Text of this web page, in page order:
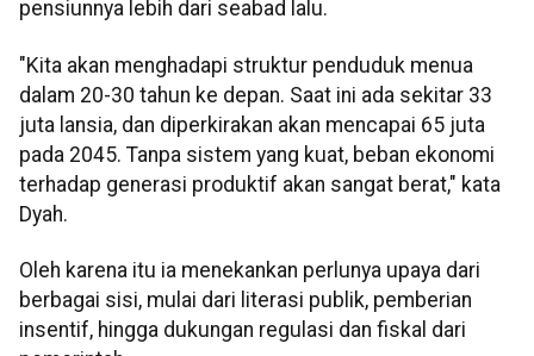
pensiunnya lebih dari seabad lalu.
"Kita akan menghadapi struktur penduduk menua
dalam 20-30 tahun ke depan. Saat ini ada sekitar 33
juta lansia, dan diperkirakan akan mencapai 65 juta
pada 2045. Tanpa sistem yang kuat, beban ekonomi
terhadap generasi produktif akan sangat berat," kata
Dyah.
Oleh karena itu ia menekankan perlunya upaya dari
berbagai sisi, mulai dari literasi publik, pemberian
insentif, hingga dukungan regulasi dan fiskal dari